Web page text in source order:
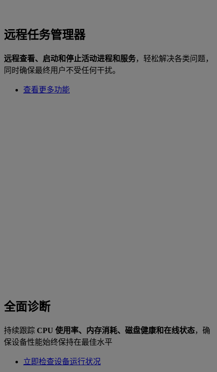
远程任务管理器
远程查看、启动和停止活动进程和服务，轻松解决各类问题，
同时确保最终用户不受任何干扰。
查看更多功能
全面诊断
持续跟踪 CPU 使用率、内存消耗、磁盘健康和在线状态，确
保设备性能始终保持在最佳水平
立即检查设备运行状况